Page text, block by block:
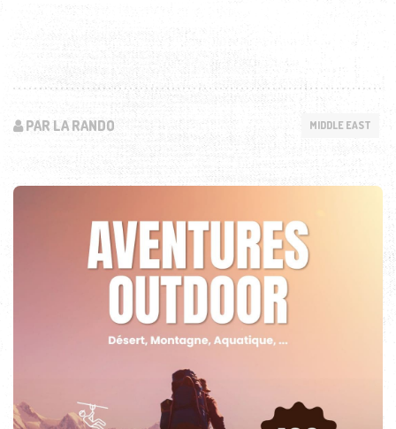
PAR LA RANDO MIDDLE EAST